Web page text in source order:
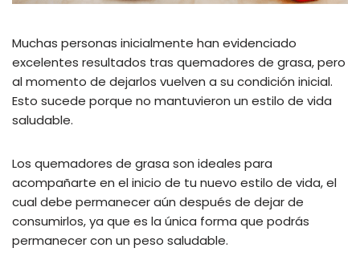
Muchas personas inicialmente han evidenciado
excelentes resultados tras quemadores de grasa, pero
al momento de dejarlos vuelven a su condición inicial.
Esto sucede porque no mantuvieron un estilo de vida
saludable.
Los quemadores de grasa son ideales para
acompañarte en el inicio de tu nuevo estilo de vida, el
cual debe permanecer aún después de dejar de
consumirlos, ya que es la única forma que podrás
permanecer con un peso saludable.